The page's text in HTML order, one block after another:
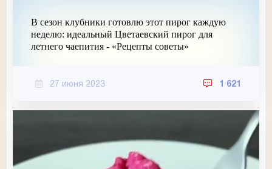
В сезон клубники готовлю этот пирог каждую
неделю: идеальный Цветаевский пирог для
летнего чаепития - «Рецепты советы»
27 июня 2023 1 621